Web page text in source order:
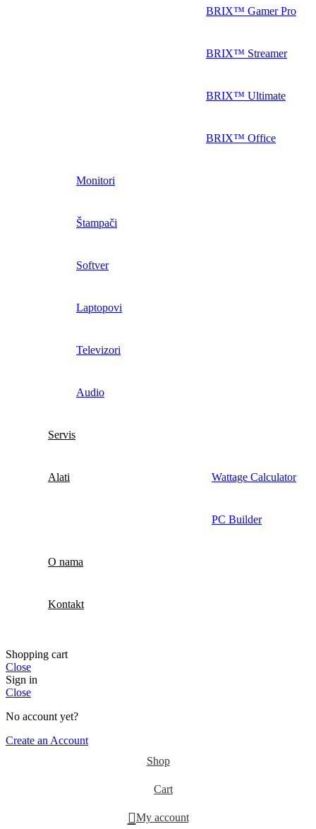
BRIX™ Gamer Pro
BRIX™ Streamer
BRIX™ Ultimate
BRIX™ Office
Monitori
Štampači
Softver
Laptopovi
Televizori
Audio
Servis
Alati Wattage Calculator
PC Builder
O nama
Kontakt
Shopping cart
Close
Sign in
Close
No account yet?
Create an Account
Shop
Cart
My account